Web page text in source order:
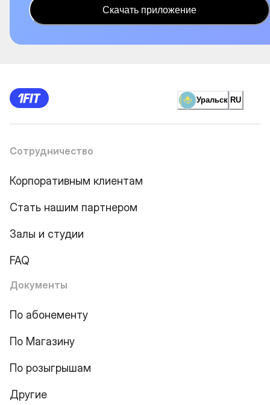
Скачать приложение
Уральск RU
Сотрудничество
Корпоративным клиентам
Стать нашим партнером
Залы и студии
FAQ
Документы
По абонементу
По Магазину
По розыгрышам
Другие